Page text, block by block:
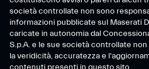
società controllate non sono
informazioni pubblicate sul Maserati
caricate in autonomia dal
S.p.A. e le sue società controllate
la veridicità, accuratezza e
contenuti presenti in questo sito.